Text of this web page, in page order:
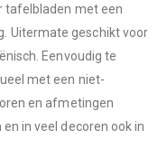
tafelbladen met een
Uitermate geschikt voor
Eenvoudig te
met een niet-
en afmetingen
in veel decoren ook in